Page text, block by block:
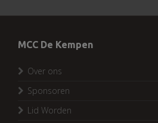
MCC De Kempen
Over ons
Sponsoren
Lid Worden